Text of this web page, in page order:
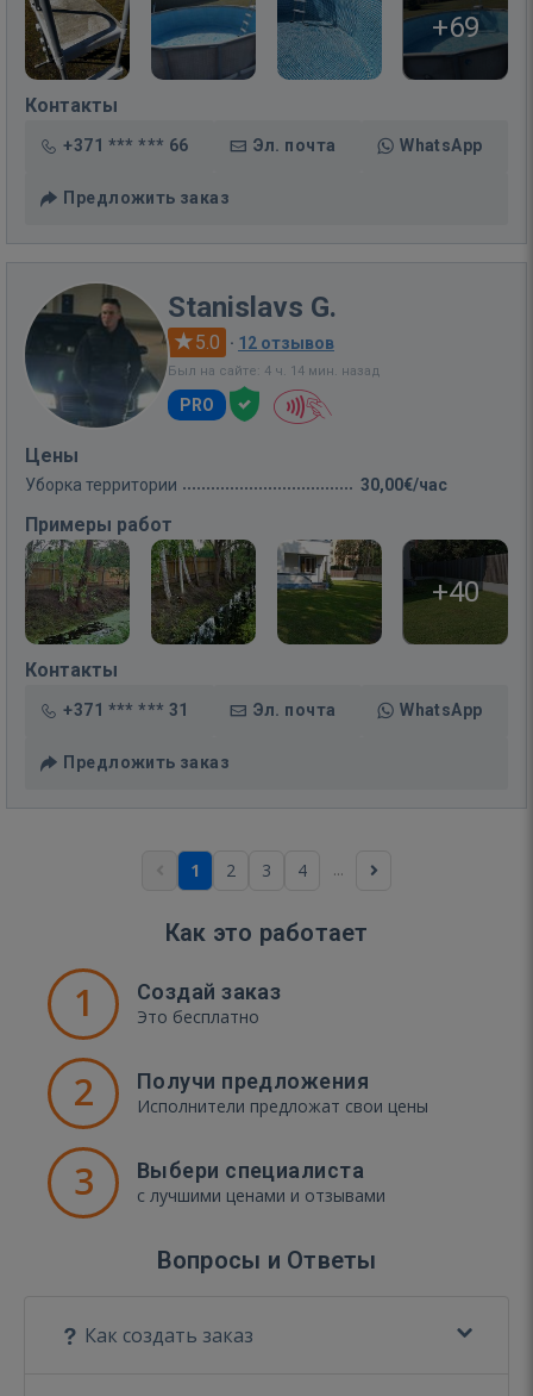
+69
Контакты
+371 *** *** 66 Эл. почта WhatsApp
Предложить заказ
Stanislavs G.
5.0 · 12 отзывов
Был на сайте: 4 ч. 14 мин. назад
PRO
Цены
Уборка территории 30,00€/час
Примеры работ
+40
Контакты
+371 *** *** 31 Эл. почта WhatsApp
Предложить заказ
1 2 3 4 ...
Как это работает
1 Создай заказ
Это бесплатно
2 Получи предложения
Исполнители предложат свои цены
3 Выбери специалиста
с лучшими ценами и отзывами
Вопросы и Ответы
Как создать заказ